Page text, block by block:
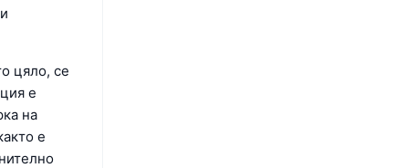
цяло, се
е
на
е